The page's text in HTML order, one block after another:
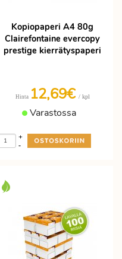
Kopiopaperi A4 80g
Clairefontaine evercopy
prestige kierrätyspaperi
Hinta 12,69€ / kpl
Varastossa
-
+